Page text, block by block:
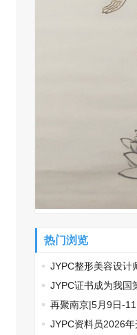
热门浏览
JYPC整形美容设计
​JYPC证书成为我国
门话题
再聚南京|5月9日-
盟，南京国际展览中
JYPC资料员2026